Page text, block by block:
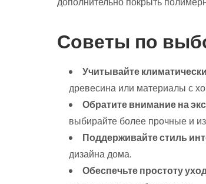
Советы по
Учитывайте
древесина или материалы с
Обратите внимание на
выбирайте более прочные и
Поддерживайте стиль
дизайна дома.
Обеспечьте простоту